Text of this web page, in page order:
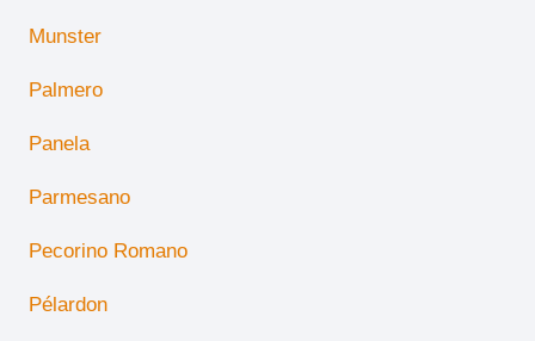
Munster
Palmero
Panela
Parmesano
Pecorino Romano
Pélardon